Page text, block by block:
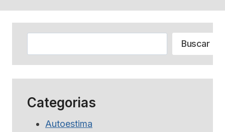
Buscar
Categorias
Autoestima